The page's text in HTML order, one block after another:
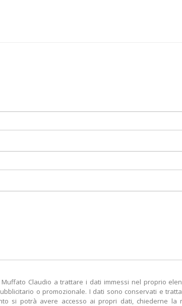
Claudio a trattare i dati immessi nel proprio
o promozionale. I dati sono conservati e
si potrà avere accesso ai propri dati, chiederne la